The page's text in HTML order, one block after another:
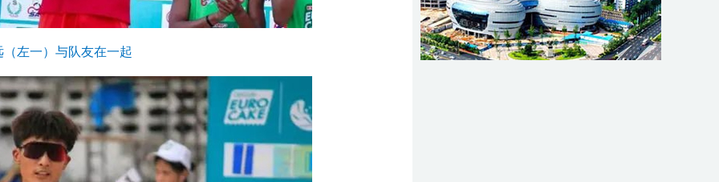
（左一）与队友在一起